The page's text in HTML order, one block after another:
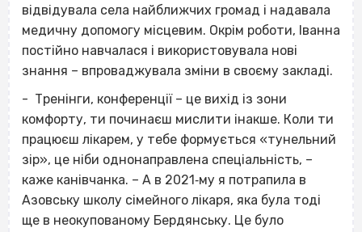
відвідувала села найближчих громад і надавала
медичну допомогу місцевим. Окрім роботи, Іванна
постійно навчалася і використовувала нові
знання – впроваджувала зміни в своєму закладі.
- Тренінги, конференції – це вихід із зони
комфорту, ти починаєш мислити інакше. Коли ти
працюєш лікарем, у тебе формується «тунельний
зір», це ніби однонаправлена спеціальність, –
каже канівчанка. – А в 2021‐му я потрапила в
Азовську школу сімейного лікаря, яка була тоді
ще в неокупованому Бердянську. Це було